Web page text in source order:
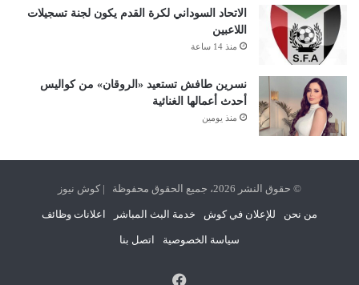
الاتحاد السوداني لكرة القدم يكون لجنة تسجيلات
اللاعبين
منذ 14 ساعة
نسرين طافش تستعيد «الروقان» من كواليس
أحدث أعمالها الغنائية
منذ يومين
© حقوق النشر 2026، جميع الحقوق محفوظة | كوش نيوز
من نحن للإعلان في كوش خدمة البث المباشر اعلانات وظائف
سياسة الخصوصية اتصل بنا